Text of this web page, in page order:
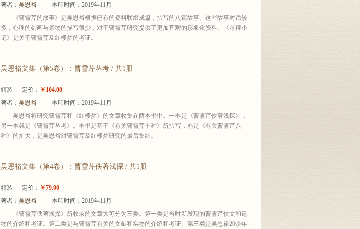
著者： 吴恩裕
本印时间：2019年11月
《曹雪芹的故事》是吴恩裕根据已有的资料联缀成篇，撰写的八篇故事。这些故事对话较
多，心理的刻画与景物的描写很少，对于曹雪芹研究提供了更加直观的形象化资料。《考稗小
记》是关于曹雪芹及红楼梦的考证。
吴恩裕文集（第5卷）：曹雪芹丛考 / 共1册
精装 定价： ￥104.00
著者： 吴恩裕
本印时间：2019年11月
吴恩裕将研究曹雪芹和《红楼梦》的文章收集在两本书中。一本是《曹雪芹佚著浅探》，
另一本就是《曹雪芹丛考》。本书是基于《有关曹雪芹十种》所撰写，亦是《有关曹雪芹八
种》的扩大，是吴恩裕对曹雪芹及红楼梦研究的最后集结。
吴恩裕文集（第4卷）：曹雪芹佚著浅探 / 共1册
精装 定价： ￥79.00
著者： 吴恩裕
本印时间：2019年11月
《曹雪芹佚著浅探》所收录的文章大可分为三类。第一类是当时新发现的曹雪芹佚文和遗
物的介绍和考证。第二类是与曹雪芹有关的文献和实物的介绍和考证。第三类是吴恩裕20余年